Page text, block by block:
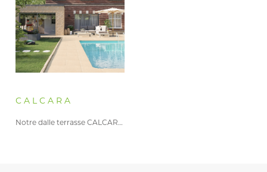
CALCARA
Notre dalle terrasse CALCARA adopte…